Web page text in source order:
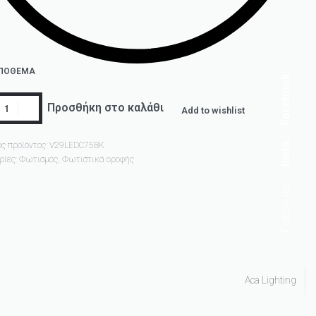
Προσθήκη στο καλάθι Add to wishlist
προϊόντος: V29LEDC75BK
Φωτισμός, Φωτιστικά οροφής
Aca Lighting